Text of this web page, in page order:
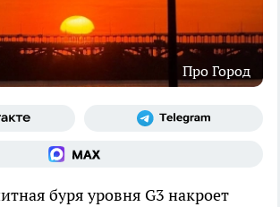
Про Город
буря уровня G3 накроет